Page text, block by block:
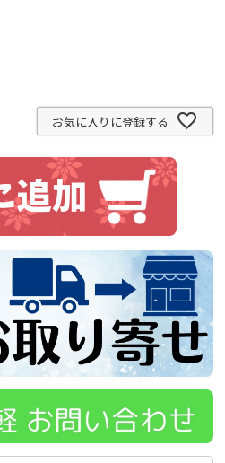
お気に入りに登録する